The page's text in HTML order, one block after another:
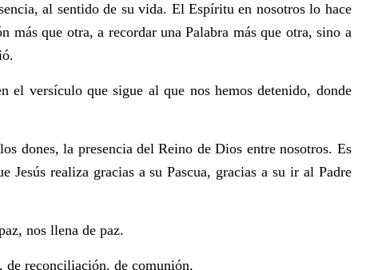
al sentido de su vida. El Espíritu en nosotros lo hace
más que otra, a recordar una Palabra más que otra, sino a
el versículo que sigue al que nos hemos detenido, donde
dones, la presencia del Reino de Dios entre nosotros. Es
realiza gracias a su Pascua, gracias a su ir al Padre
nos llena de paz.
de reconciliación, de comunión.